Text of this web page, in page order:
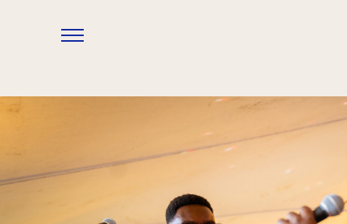
Overslaan en naar de inhoud gaan